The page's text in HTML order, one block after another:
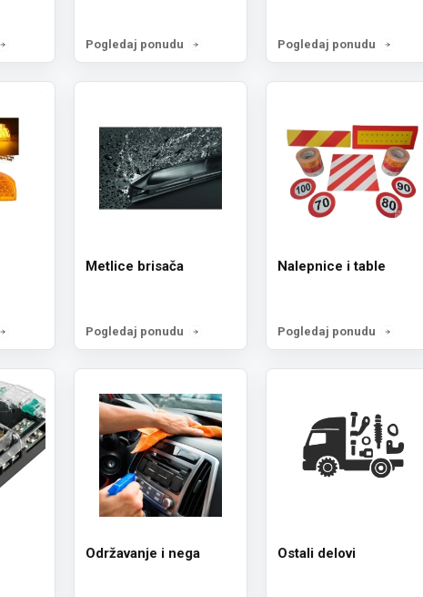
Pogledaj ponudu Pogledaj ponudu
Metlice brisača
Pogledaj ponudu
Nalepnice i table
Pogledaj ponudu
Održavanje i nega Ostali delovi